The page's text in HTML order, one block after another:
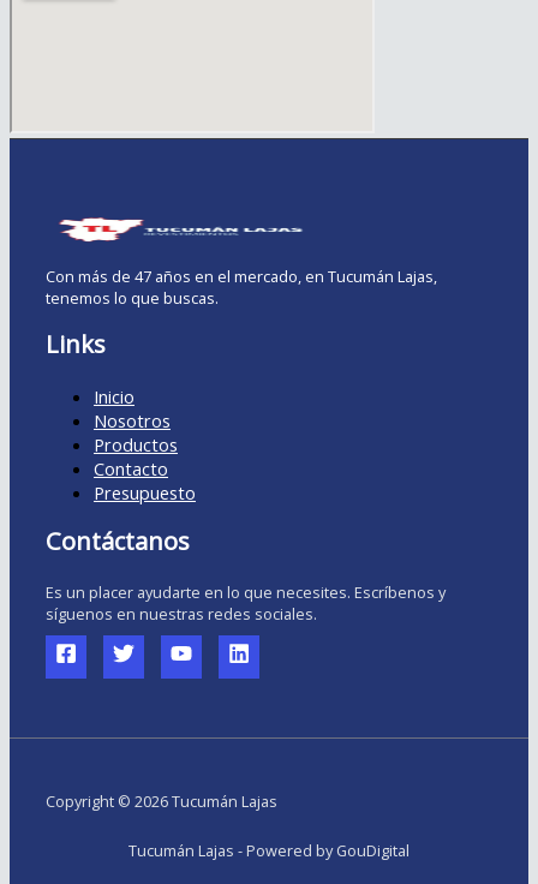
Con más de 47 años en el mercado, en Tucumán Lajas,
tenemos lo que buscas.
Links
Inicio
Nosotros
Productos
Contacto
Presupuesto
Contáctanos
Es un placer ayudarte en lo que necesites. Escríbenos y
síguenos en nuestras redes sociales.
Copyright © 2026 Tucumán Lajas
Tucumán Lajas - Powered by GouDigital